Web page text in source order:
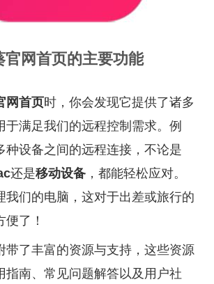
官网首页的主要功能
网首页时，你会发现它提供了诸多
于满足我们的远程控制需求。例
种设备之间的远程连接，不论是
还是移动设备 ，都能轻松应对。
我们的电脑，这对于出差或旅行的
便了！
带了丰富的资源与支持，这些资源
指南、常见问题解答以及用户社